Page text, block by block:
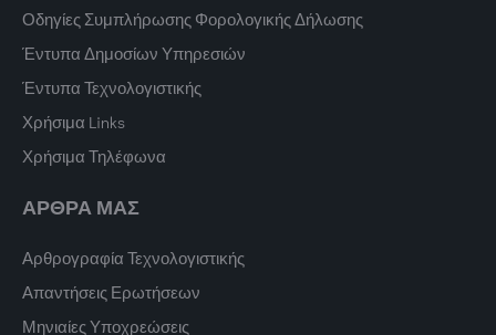
Οδηγίες Συμπλήρωσης Φορολογικής Δήλωσης
Έντυπα Δημοσίων Υπηρεσιών
Έντυπα Τεχνολογιστικής
Χρήσιμα Links
Χρήσιμα Τηλέφωνα
ΑΡΘΡΑ ΜΑΣ
Αρθρογραφία Τεχνολογιστικής
Απαντήσεις Ερωτήσεων
Μηνιαίες Υποχρεώσεις